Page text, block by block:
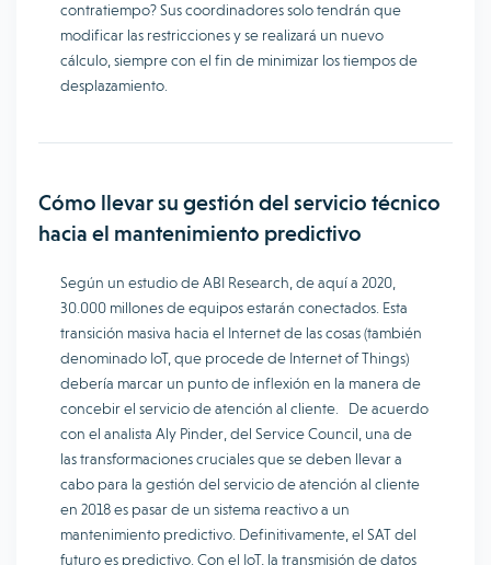
contratiempo? Sus coordinadores solo tendrán que
modificar las restricciones y se realizará un nuevo
cálculo, siempre con el fin de minimizar los tiempos de
desplazamiento.
Cómo llevar su gestión del servicio técnico
hacia el mantenimiento predictivo
Según un estudio de ABI Research, de aquí a 2020,
30.000 millones de equipos estarán conectados. Esta
transición masiva hacia el Internet de las cosas (también
denominado IoT, que procede de Internet of Things)
debería marcar un punto de inflexión en la manera de
concebir el servicio de atención al cliente. De acuerdo
con el analista Aly Pinder, del Service Council, una de
las transformaciones cruciales que se deben llevar a
cabo para la gestión del servicio de atención al cliente
en 2018 es pasar de un sistema reactivo a un
mantenimiento predictivo. Definitivamente, el SAT del
futuro es predictivo. Con el IoT, la transmisión de datos